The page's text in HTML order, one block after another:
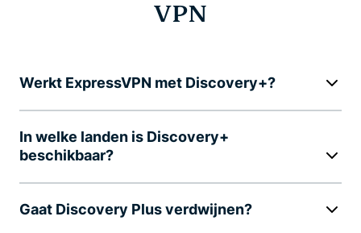
VPN
Werkt ExpressVPN met Discovery+?
In welke landen is Discovery+
beschikbaar?
Gaat Discovery Plus verdwijnen?